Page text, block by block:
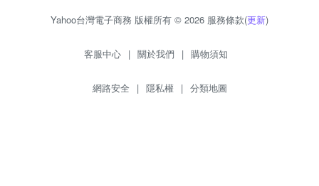
Yahoo台灣電子商務 版權所有 © 2026 服務條款(更新)
客服中心 | 關於我們 | 購物須知
網路安全 | 隱私權 | 分類地圖